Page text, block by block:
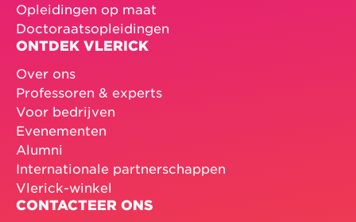
Opleidingen op maat
Doctoraatsopleidingen
ONTDEK VLERICK
Over ons
Professoren & experts
Voor bedrijven
Evenementen
Alumni
Internationale partnerschappen
Vlerick-winkel
CONTACTEER ONS